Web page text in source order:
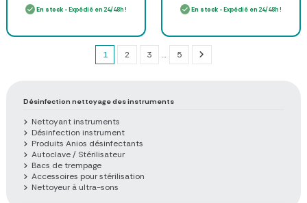
En stock- Expédié en 24/48h ! En stock - Expédié en 24/48h !
1 2 3 … 5
Désinfection nettoyage des instruments
Nettoyant instruments
Désinfection instrument
Produits Anios désinfectants
Autoclave / Stérilisateur
Bacs de trempage
Accessoires pour stérilisation
Nettoyeur à ultra-sons